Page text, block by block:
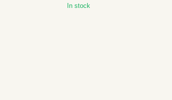
In stock